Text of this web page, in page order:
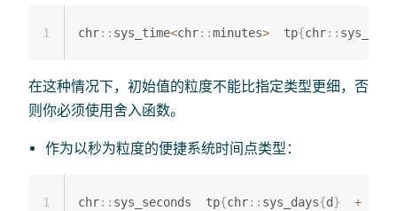
chr:: sys_time<chr::minutes>
  tp
{chr:: sys_days
1
在这种情况下，初始值的粒度不能比指定类型更细，否
则你必须使用舍入函数。
作为以秒为粒度的便捷系统时间点类型：
chr:: sys_seconds  tp{chr:: sys_days{d} +
1